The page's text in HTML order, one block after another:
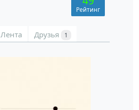
Рейтинг
Лента Друзья 1